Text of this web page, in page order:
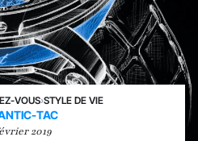
VOUS›STYLE DE VIE
TAC
2019